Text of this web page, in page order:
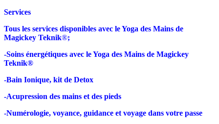
Services
Tous les services disponibles avec le Yoga des Mains de
Magickey Teknik®;
-Soins énergétiques avec le Yoga des Mains de Magickey
Teknik®
-Bain Ionique, kit de Detox
-Acupression des mains et des pieds
-Numérologie, voyance, guidance et voyage dans votre passe